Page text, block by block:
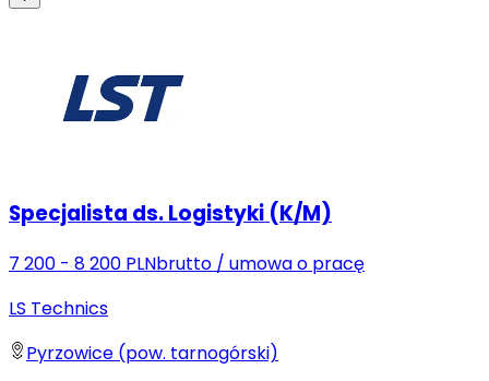
Specjalista ds. Logistyki (K/M)
7 200 - 8 200 PLNbrutto / umowa o pracę
LS Technics
Pyrzowice (pow. tarnogórski)